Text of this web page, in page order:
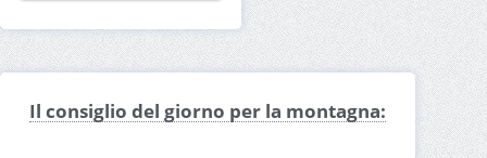
Il consiglio del giorno per la montagna: